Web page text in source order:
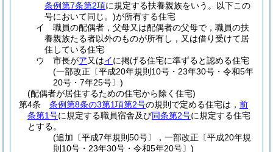
条例第7条第2項に規定する扶養親族をいう。以下この
号において同じ。)が所有する住宅
イ
職員の配偶者，父母又は配偶者の父母で，職員の扶
養親族たる者以外のものが所有し，又は借り受けて居
住している住宅
ウ
市長がア又はイに掲げる住宅に準ずると認める住宅
(一部改正〔平成20年規則10号・23年30号・令和5年
20号・7年25号〕)
(配偶者が居住するための住宅から除く住宅)
第4条
条例第8条の3第1項第2号の規則で定める住宅は， 前
条第1号に規定する職員宿舎及び同条第2号に規定する住宅
とする。
(追加〔平成7年規則50号〕，一部改正〔平成20年規
則10号・23年30号・令和5年20号〕)